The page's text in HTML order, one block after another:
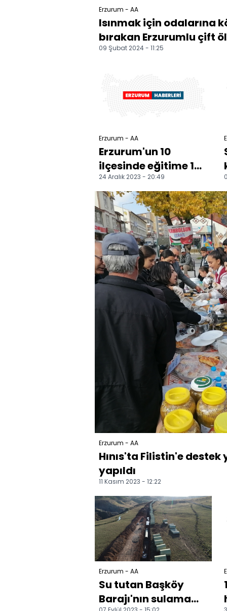
Erzurum - AA
Isınmak için odalarına
bırakan Erzurumlu çift
09 Şubat 2024 - 11:25
Erzurum - AA
Erzurum'un 10
ilçesinde eğitime 1
gün ara verildi
24 Aralık 2023 - 20:49
Erzurum - AA
Hınıs'ta Filistin'e
yapıldı
11 Kasım 2023 - 12:22
Erzurum - AA
Su tutan Başköy
Barajı'nın sulama